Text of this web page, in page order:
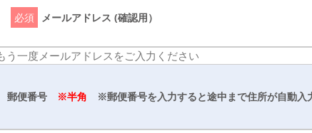
必須 メールアドレス (確認用）
郵便番号 ※半角 ※郵便番号を入力すると途中まで住所が自動入